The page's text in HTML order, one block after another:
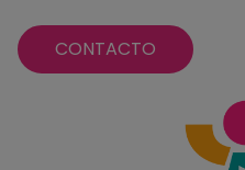
CONTACTO